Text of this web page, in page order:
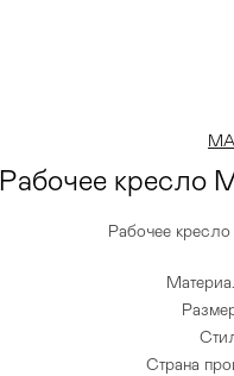
Рабочее кресло
Рабочее
Страна